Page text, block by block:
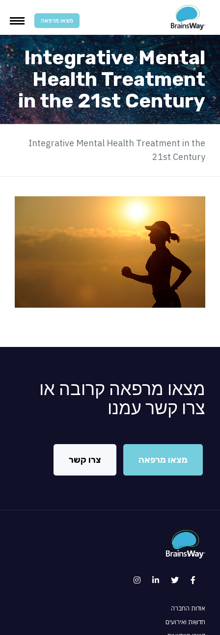
מצאו מרפאה
Integrative Mental
Health Treatment
in the 21st Century
Integrative Mental Health Treatment in the
21st Century
מצאו מרפאה קרובה או
צרו קשר עמנו
מצאו מרפאה צרו קשר
אודות החברה
חדשות ואירועים